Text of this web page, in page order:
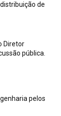
de
Diretor
pública.
pelos